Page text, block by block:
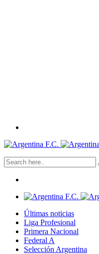
Últimas noticias
Liga Profesional
Primera Nacional
Federal A
Selección Argentina